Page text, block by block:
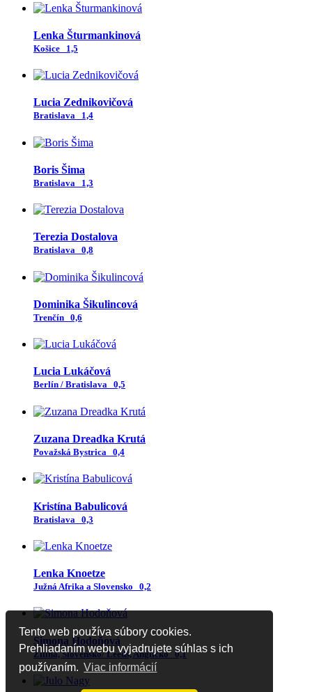
Tento web používa súbory cookies.
Prehliadaním webu vyjadrujete súhlas s ich
používaním. Viac informácií
Lenka Šturmankinová
Košice 1,5
Lucia Zednikovičová
Bratislava 1,4
Boris Šima
Bratislava 1,3
Terezia Dostalova
Bratislava 0,8
Dominika Šikulincová
Trenčín 0,6
Lucia Lukáčová
Berlín / Bratislava 0,5
Zuzana Dreadka Krutá
Považská Bystrica 0,4
Kristína Babulicová
Bratislava 0,3
Lenka Knoetze
Južná Afrika a Slovensko 0,2
Simona Hodoňová
Žilina, Slovensko/ Leeds, Anglicko 0,1